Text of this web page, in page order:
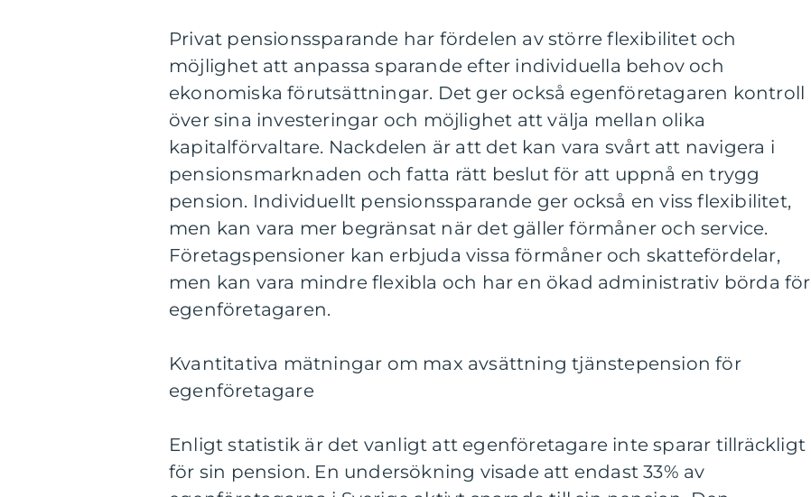
Privat pensionssparande har fördelen av större flexibilitet och
möjlighet att anpassa sparande efter individuella behov och
ekonomiska förutsättningar. Det ger också egenföretagaren kontroll
över sina investeringar och möjlighet att välja mellan olika
kapitalförvaltare. Nackdelen är att det kan vara svårt att navigera i
pensionsmarknaden och fatta rätt beslut för att uppnå en trygg
pension. Individuellt pensionssparande ger också en viss flexibilitet,
men kan vara mer begränsat när det gäller förmåner och service.
Företagspensioner kan erbjuda vissa förmåner och skattefördelar,
men kan vara mindre flexibla och har en ökad administrativ börda för
egenföretagaren.
Kvantitativa mätningar om max avsättning tjänstepension för
egenföretagare
Enligt statistik är det vanligt att egenföretagare inte sparar tillräckligt
för sin pension. En undersökning visade att endast 33% av